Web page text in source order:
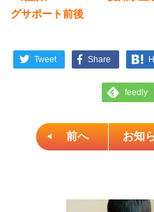
グサポート前後
Tweet Share
feedly
前へ お知